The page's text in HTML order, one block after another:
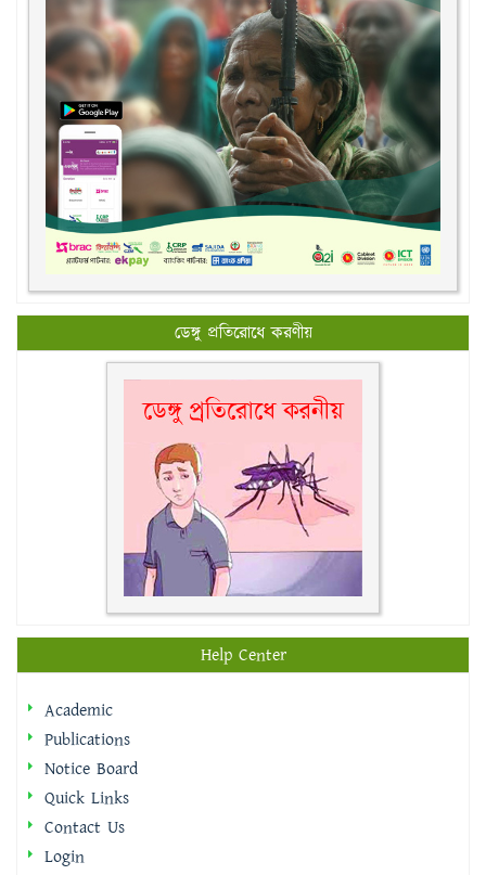
ডেঙ্গু প্রতিরোধে করণীয়
Help Center
Academic
Publications
Notice Board
Quick Links
Contact Us
Login